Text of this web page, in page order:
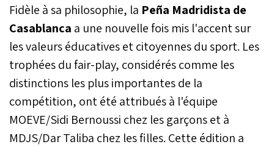
lèvera le voile sur la 20e
édition de son tournoi de
football destiné aux jeunes
garçons, ainsi que sur la
14e édition du Trophée
MDJS/Peña réservé aux
jeunes filles. Un double
rendez-vous qui s’inscrit
dans une dynamique
sociale et éducative
désormais bien ancrée
Fidèle à sa philosophie, la Peña Madridista de
Casablanca a une nouvelle fois mis l'accent sur
les valeurs éducatives et citoyennes du sport. Les
trophées du fair-play, considérés comme les
distinctions les plus importantes de la
compétition, ont été attribués à l'équipe
MOEVE/Sidi Bernoussi chez les garçons et à
MDJS/Dar Taliba chez les filles. Cette édition a